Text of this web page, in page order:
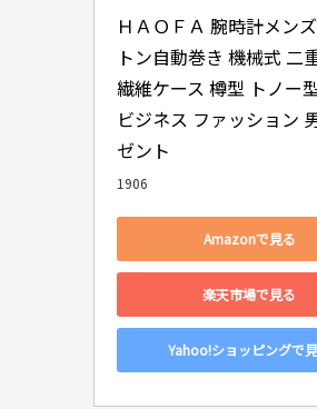
ＨＡＯＦＡ 腕時計メン
トン自動巻き 機械式 二
繊維ケース 樽型 トノー
ビジネス ファッション
ゼント
1906
Amazonで見る
楽天市場で見る
Yahoo!ショッピングで